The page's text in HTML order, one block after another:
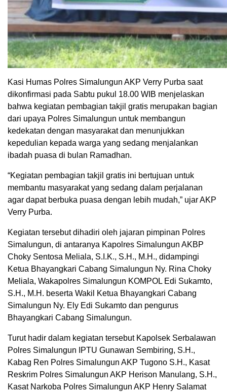
Kasi Humas Polres Simalungun AKP Verry Purba saat
dikonfirmasi pada Sabtu pukul 18.00 WIB menjelaskan
bahwa kegiatan pembagian takjil gratis merupakan bagian
dari upaya Polres Simalungun untuk membangun
kedekatan dengan masyarakat dan menunjukkan
kepedulian kepada warga yang sedang menjalankan
ibadah puasa di bulan Ramadhan.
“Kegiatan pembagian takjil gratis ini bertujuan untuk
membantu masyarakat yang sedang dalam perjalanan
agar dapat berbuka puasa dengan lebih mudah,” ujar AKP
Verry Purba.
Kegiatan tersebut dihadiri oleh jajaran pimpinan Polres
Simalungun, di antaranya Kapolres Simalungun AKBP
Choky Sentosa Meliala, S.I.K., S.H., M.H., didampingi
Ketua Bhayangkari Cabang Simalungun Ny. Rina Choky
Meliala, Wakapolres Simalungun KOMPOL Edi Sukamto,
S.H., M.H. beserta Wakil Ketua Bhayangkari Cabang
Simalungun Ny. Ely Edi Sukamto dan pengurus
Bhayangkari Cabang Simalungun.
Turut hadir dalam kegiatan tersebut Kapolsek Serbalawan
Polres Simalungun IPTU Gunawan Sembiring, S.H.,
Kabag Ren Polres Simalungun AKP Tugono S.H., Kasat
Reskrim Polres Simalungun AKP Herison Manulang, S.H.,
Kasat Narkoba Polres Simalungun AKP Henry Salamat